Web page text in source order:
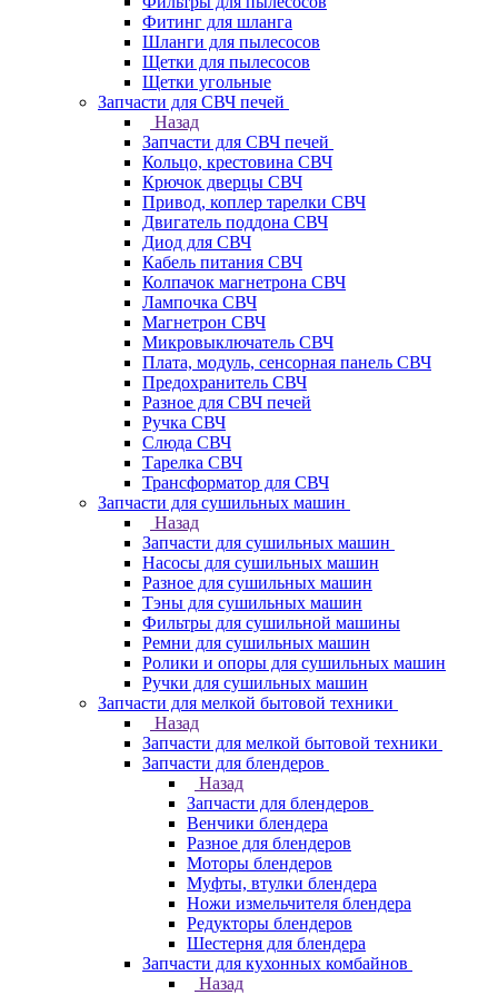
Фитинг для шланга
Шланги для пылесосов
Щетки для пылесосов
Щетки угольные
Запчасти для СВЧ печей
Назад
Запчасти для СВЧ печей
Кольцо, крестовина СВЧ
Крючок дверцы СВЧ
Привод, коплер тарелки СВЧ
Двигатель поддона СВЧ
Диод для СВЧ
Кабель питания СВЧ
Колпачок магнетрона СВЧ
Лампочка СВЧ
Магнетрон СВЧ
Микровыключатель СВЧ
Плата, модуль, сенсорная панель СВЧ
Предохранитель СВЧ
Разное для СВЧ печей
Ручка СВЧ
Слюда СВЧ
Тарелка СВЧ
Трансформатор для СВЧ
Запчасти для сушильных машин
Назад
Запчасти для сушильных машин
Насосы для сушильных машин
Разное для сушильных машин
Тэны для сушильных машин
Фильтры для сушильной машины
Ремни для сушильных машин
Ролики и опоры для сушильных машин
Ручки для сушильных машин
Запчасти для мелкой бытовой техники
Назад
Запчасти для мелкой бытовой техники
Запчасти для блендеров
Назад
Запчасти для блендеров
Венчики блендера
Разное для блендеров
Моторы блендеров
Муфты, втулки блендера
Ножи измельчителя блендера
Редукторы блендеров
Шестерня для блендера
Запчасти для кухонных комбайнов
Назад